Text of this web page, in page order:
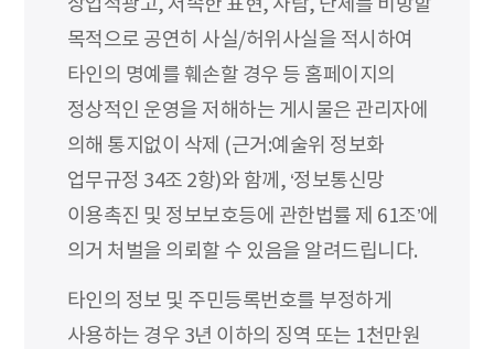
상업적광고, 저속한 표현, 사람, 단체를 비방할
목적으로 공연히 사실/허위사실을 적시하여
타인의 명예를 훼손할 경우 등 홈페이지의
정상적인 운영을 저해하는 게시물은 관리자에
의해 통지없이 삭제 (근거:예술위 정보화
업무규정 34조 2항)와 함께, ‘정보통신망
이용촉진 및 정보보호등에 관한법률 제 61조’에
의거 처벌을 의뢰할 수 있음을 알려드립니다.
타인의 정보 및 주민등록번호를 부정하게
사용하는 경우 3년 이하의 징역 또는 1천만원